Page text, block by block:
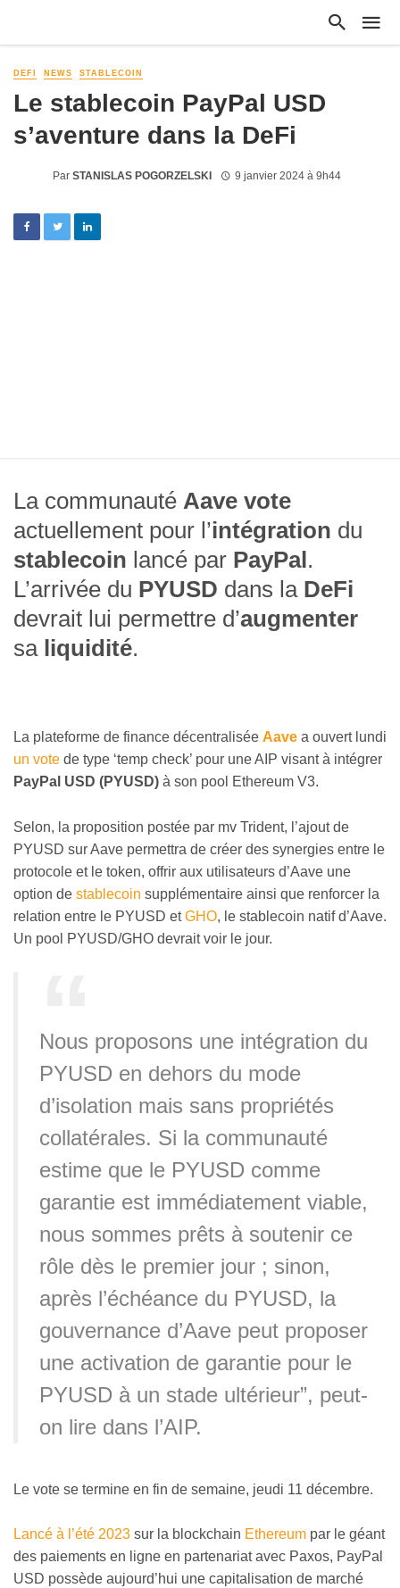
DEFI NEWS STABLECOIN
Le stablecoin PayPal USD
s’aventure dans la DeFi
Par STANISLAS POGORZELSKI 9 janvier 2024 à 9h44
La communauté Aave vote
actuellement pour l’intégration du
stablecoin lancé par PayPal .
L’arrivée du PYUSD dans la DeFi
devrait lui permettre d’augmenter
sa liquidité.
La plateforme de finance décentralisée Aave a ouvert lundi
un vote de type ‘temp check’ pour une AIP visant à intégrer
PayPal USD (PYUSD) à son pool Ethereum V3.
Selon, la proposition postée par mv Trident, l’ajout de
PYUSD sur Aave permettra de créer des synergies entre le
protocole et le token, offrir aux utilisateurs d’Aave une
option de stablecoin supplémentaire ainsi que renforcer la
relation entre le PYUSD etGHO, le stablecoin natif d’Aave.
Un pool PYUSD/GHO devrait voir le jour.
Nous proposons une intégration du
PYUSD en dehors du mode
d’isolation mais sans propriétés
collatérales. Si la communauté
estime que le PYUSD comme
garantie est immédiatement viable,
nous sommes prêts à soutenir ce
rôle dès le premier jour ; sinon,
après l’échéance du PYUSD, la
gouvernance d’Aave peut proposer
une activation de garantie pour le
PYUSD à un stade ultérieur”, peut-
on lire dans l’AIP.
Le vote se termine en fin de semaine, jeudi 11 décembre.
Lancé à l’été 2023 sur la blockchain Ethereum par le géant
des paiements en ligne en partenariat avec Paxos, PayPal
USD possède aujourd’hui une capitalisation de marché